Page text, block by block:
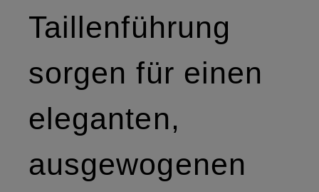
Taillenführung
sorgen für einen
eleganten,
ausgewogenen